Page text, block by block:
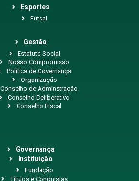
Esportes
Futsal
Gestão
Estatuto Social
Nosso Compromisso
Política de Governança
Organização
Conselho de Adminstração
Conselho Deliberativo
Conselho Fiscal
Governança
Instituição
Fundação
Títulos e Conquistas